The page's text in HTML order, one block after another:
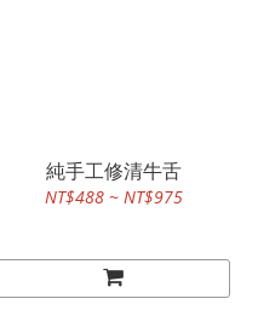
純手工修清牛舌
NT$488 ~ NT$975